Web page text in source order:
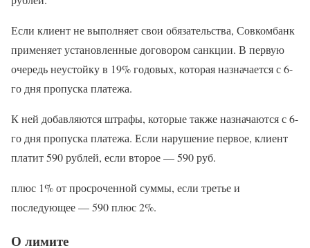
Если клиент не выполняет свои обязательства, Совкомбанк
применяет установленные договором санкции. В первую
очередь неустойку в 19% годовых, которая назначается с 6-
го дня пропуска платежа.
К ней добавляются штрафы, которые также назначаются с 6-
го дня пропуска платежа. Если нарушение первое, клиент
платит 590 рублей, если второе — 590 руб.
плюс 1% от просроченной суммы, если третье и
последующее — 590 плюс 2%.
О лимите